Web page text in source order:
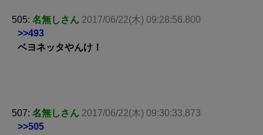
505: 名無しさん 2017/06/22(木) 09:28:56.800
>>493
ベヨネッタやんけ！
507: 名無しさん 2017/06/22(木) 09:30:33.873
>>505